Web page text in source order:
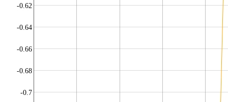
-0.7
-0.68
-0.66
-0.64
-0.62